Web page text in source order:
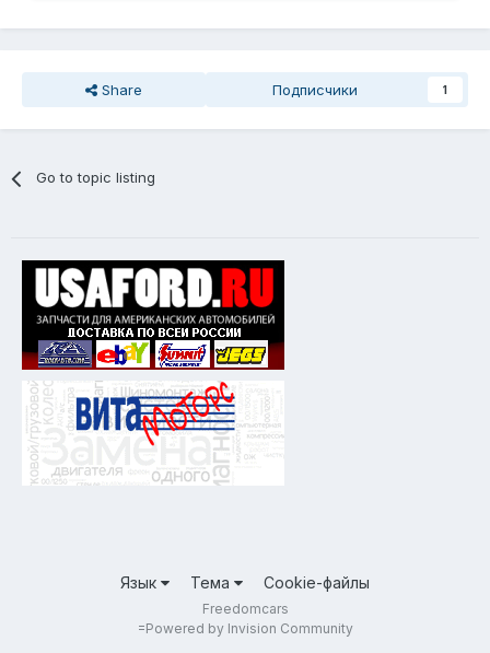
Share Подписчики 1
Go to topic listing
Язык Тема Cookie-файлы
Freedomcars
=Powered by Invision Community